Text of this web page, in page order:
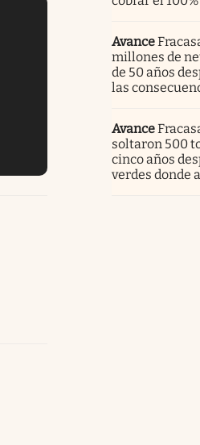
Avance
millones de
de 50 años
las
Avance
soltaron 500
cinco años
verdes donde